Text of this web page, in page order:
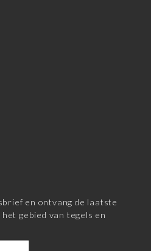
en ontvang de laatste
gebied van tegels en